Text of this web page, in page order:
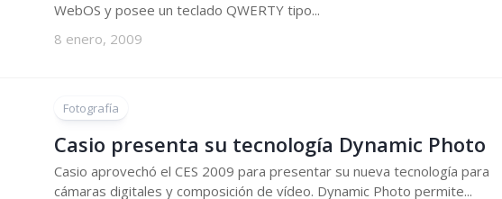
WebOS y posee un teclado QWERTY tipo...
8 enero, 2009
Fotografía
Casio presenta su tecnología Dynamic Photo
Casio aprovechó el CES 2009 para presentar su nueva tecnología para
cámaras digitales y composición de vídeo. Dynamic Photo permite...